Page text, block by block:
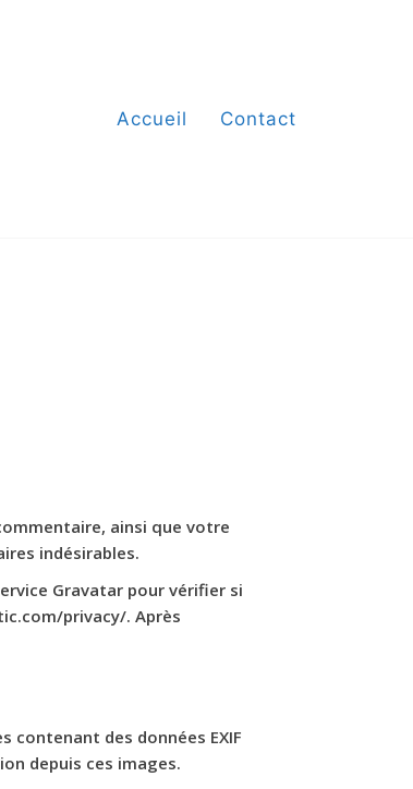
Accueil Contact
ainsi que votre
indésirables.
Gravatar pour vérifier si
privacy/. Après
contenant des données EXIF
depuis ces images.